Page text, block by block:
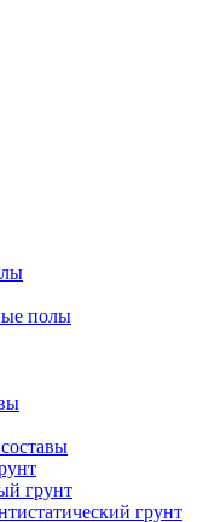
полы
грунт
грунт